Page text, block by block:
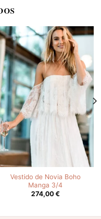
Vestido de Novia Boho
Manga 3/4
274,00€